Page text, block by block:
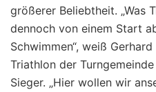
größerer Beliebtheit. „Was
dennoch von einem Start
Schwimmen“, weiß
Triathlon der
Sieger. „Hier wollen wir